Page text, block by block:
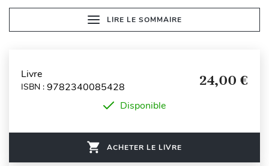
LIRE LE SOMMAIRE
Livre
ISBN : 9782340085428 24,00 €
Disponible
ACHETER LE LIVRE